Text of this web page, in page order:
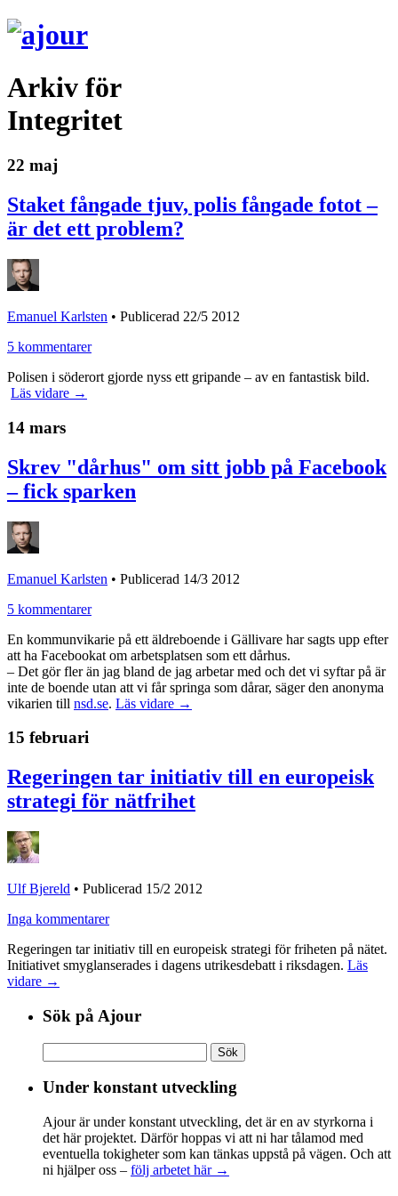
Arkiv för
Integritet
22 maj
Staket fångade tjuv, polis fångade fotot –
är det ett problem?
Emanuel Karlsten • Publicerad 22/5 2012
5 kommentarer
Polisen i söderort gjorde nyss ett gripande – av en fantastisk bild.
Läs vidare →
14 mars
Skrev "dårhus" om sitt jobb på Facebook
– fick sparken
Emanuel Karlsten • Publicerad 14/3 2012
5 kommentarer
En kommunvikarie på ett äldreboende i Gällivare har sagts upp efter
att ha Facebookat om arbetsplatsen som ett dårhus.
– Det gör fler än jag bland de jag arbetar med och det vi syftar på är
inte de boende utan att vi får springa som dårar, säger den anonyma
vikarien till nsd.se. Läs vidare →
15 februari
Regeringen tar initiativ till en europeisk
strategi för nätfrihet
Ulf Bjereld • Publicerad 15/2 2012
Inga kommentarer
Regeringen tar initiativ till en europeisk strategi för friheten på nätet.
Initiativet smyglanserades i dagens utrikesdebatt i riksdagen. Läs
vidare →
Sök på Ajour
efter:
Under konstant utveckling
Ajour är under konstant utveckling, det är en av styrkorna i
det här projektet. Därför hoppas vi att ni har tålamod med
eventuella tokigheter som kan tänkas uppstå på vägen. Och att
ni hjälper oss – följ arbetet här →